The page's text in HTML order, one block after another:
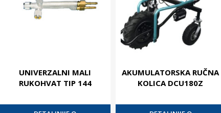
UNIVERZALNI MALI
RUKOHVAT TIP 144
AKUMULATORSKA RUČNA
KOLICA DCU180Z